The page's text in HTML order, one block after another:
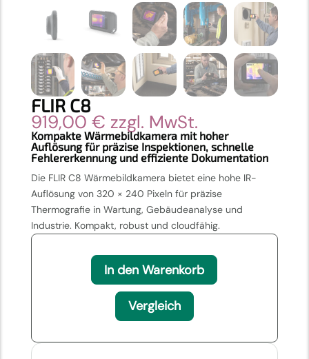
FLIR C8
919,00 € zzgl. MwSt.
Kompakte Wärmebildkamera mit hoher
Auflösung für präzise Inspektionen, schnelle
Fehlererkennung und effiziente Dokumentation
Die FLIR C8 Wärmebildkamera bietet eine hohe IR-
Auflösung von 320 × 240 Pixeln für präzise
Thermografie in Wartung, Gebäudeanalyse und
Industrie. Kompakt, robust und cloudfähig.
In den Warenkorb
Vergleich